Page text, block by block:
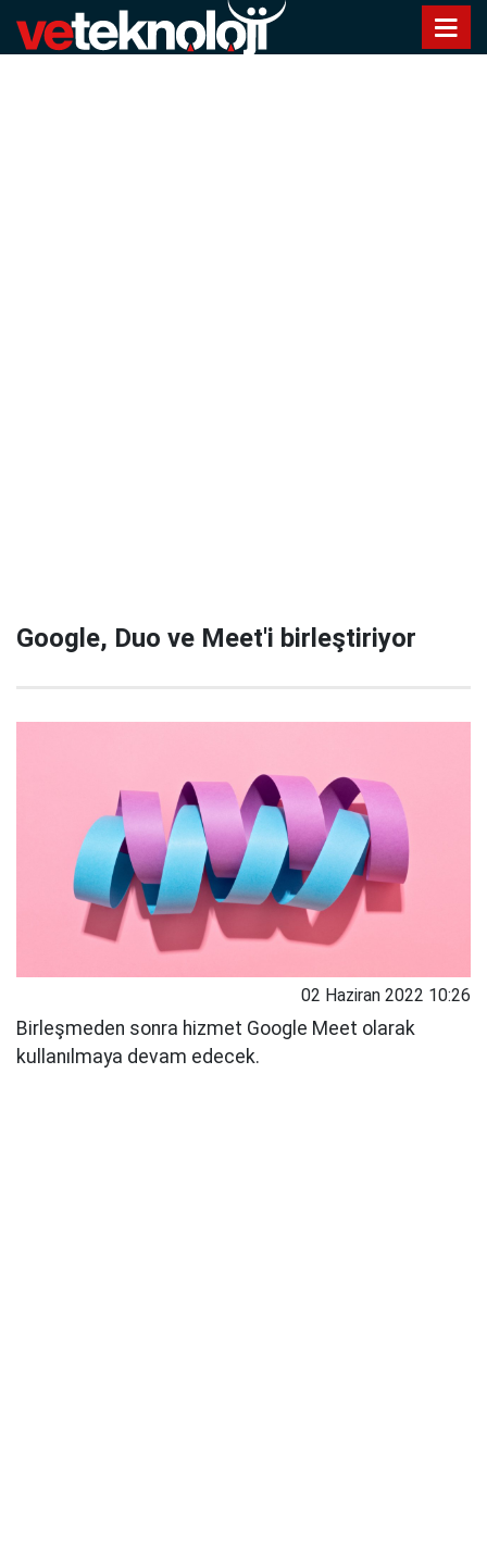
Google, Duo ve Meet'i birleştiriyor
02 Haziran 2022 10:26
Birleşmeden sonra hizmet Google Meet olarak
kullanılmaya devam edecek.